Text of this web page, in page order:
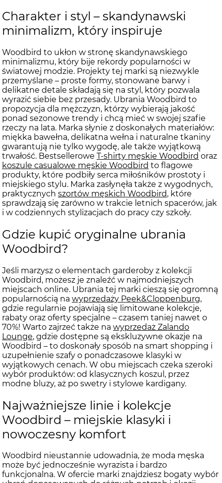
Charakter i styl – skandynawski
minimalizm, który inspiruje
Woodbird to ukłon w stronę skandynawskiego
minimalizmu, który bije rekordy popularności w
światowej modzie. Projekty tej marki są niezwykle
przemyślane – proste formy, stonowane barwy i
delikatne detale składają się na styl, który pozwala
wyrazić siebie bez przesady. Ubrania Woodbird to
propozycja dla mężczyzn, którzy wybierają jakość
ponad sezonowe trendy i chcą mieć w swojej szafie
rzeczy na lata. Marka słynie z doskonałych materiałów:
miękka bawełna, delikatna wełna i naturalne tkaniny
gwarantują nie tylko wygodę, ale także wyjątkową
trwałość. Bestsellerowe T-shirty męskie Woodbird oraz
koszule casualowe męskie Woodbird to flagowe
produkty, które podbiły serca miłośników prostoty i
miejskiego stylu. Marka zasłynęła także z wygodnych,
praktycznych szortów męskich Woodbird, które
sprawdzają się zarówno w trakcie letnich spacerów, jak
i w codziennych stylizacjach do pracy czy szkoły.
Gdzie kupić oryginalne ubrania
Woodbird?
Jeśli marzysz o elementach garderoby z kolekcji
Woodbird, możesz je znaleźć w najmodniejszych
miejscach online. Ubrania tej marki cieszą się ogromną
popularnością na wyprzedaży Peek&Cloppenburg,
gdzie regularnie pojawiają się limitowane kolekcje,
rabaty oraz oferty specjalne – czasem taniej nawet o
70%! Warto zajrzeć także na wyprzedaż Zalando
Lounge, gdzie dostępne są ekskluzywne okazje na
Woodbird – to doskonały sposób na smart shopping i
uzupełnienie szafy o ponadczasowe klasyki w
wyjątkowych cenach. W obu miejscach czeka szeroki
wybór produktów: od klasycznych koszul, przez
modne bluzy, aż po swetry i stylowe kardigany.
Najważniejsze linie i kolekcje
Woodbird – miejskie klasyki i
nowoczesny komfort
Woodbird nieustannie udowadnia, że moda męska
może być jednocześnie wyrazista i bardzo
funkcjonalna. W ofercie marki znajdziesz bogaty wybór